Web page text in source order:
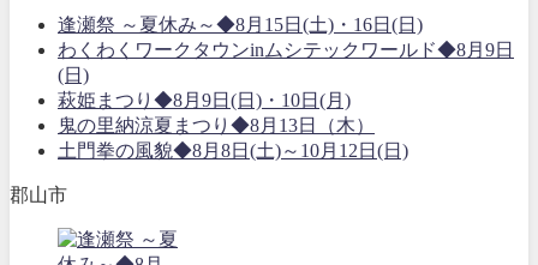
逢瀬祭 ～夏休み～◆8月15日(土)・16日(日)
わくわくワークタウンinムシテックワールド◆8月9日
(日)
萩姫まつり◆8月9日(日)・10日(月)
鬼の里納涼夏まつり◆8月13日（木）
土門拳の風貌◆8月8日(土)～10月12日(日)
郡山市